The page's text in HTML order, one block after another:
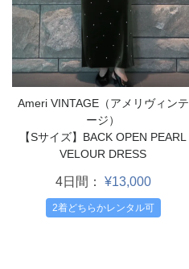
Ameri VINTAGE（アメリヴィンテ
ージ）
【Sサイズ】BACK OPEN PEARL
VELOUR DRESS
4日間： ¥13,000
2着どちらかレンタル可